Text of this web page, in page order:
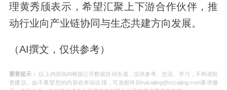
理黄秀颀表示，希望汇聚上下游合作伙伴，推
动行业向产业链协同与生态共建方向发展。
（AI撰文，仅供参考）
重要提示：
以上内容由AI根据公开数据自动生成，仅供参考、交流、学习，不构成投
资建议。如不希望您的内容在本站出现，可发邮件到ruicaijing@rccaijing.com要求撤